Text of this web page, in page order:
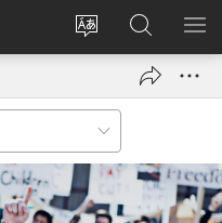
Promijeni
Prijava
(otvara
prozor)
JW.ORG
|
Pretraga